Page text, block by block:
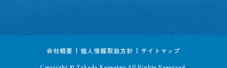
会社概要 個人情報取扱方針 サイトマップ